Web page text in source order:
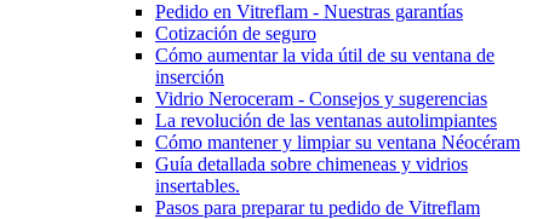
Pedido en Vitreflam - Nuestras garantías
Cotización de seguro
Cómo aumentar la vida útil de su ventana de
inserción
Vidrio Neroceram - Consejos y sugerencias
La revolución de las ventanas autolimpiantes
Cómo mantener y limpiar su ventana Néocéram
Guía detallada sobre chimeneas y vidrios
insertables.
Pasos para preparar tu pedido de Vitreflam